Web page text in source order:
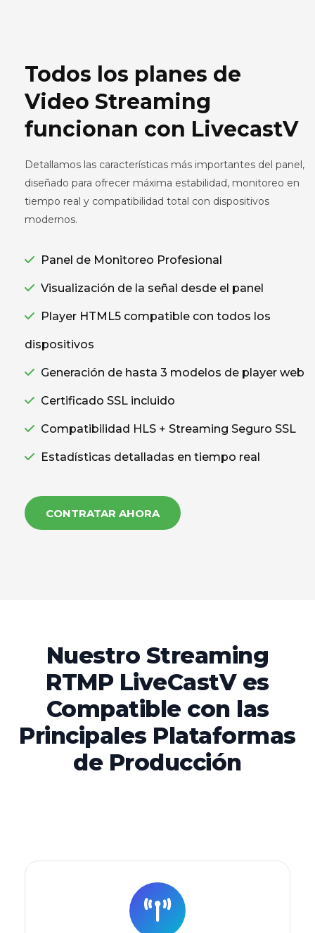
Todos los planes de
Video Streaming
funcionan con LivecastV
Detallamos las características más importantes del panel,
diseñado para ofrecer máxima estabilidad, monitoreo en
tiempo real y compatibilidad total con dispositivos
modernos.
Panel de Monitoreo Profesional
Visualización de la señal desde el panel
Player HTML5 compatible con todos los
dispositivos
Generación de hasta 3 modelos de player web
Certificado SSL incluido
Compatibilidad HLS + Streaming Seguro SSL
Estadísticas detalladas en tiempo real
CONTRATAR AHORA
Nuestro Streaming
RTMP LiveCastV es
Compatible con las
Principales Plataformas
de Producción